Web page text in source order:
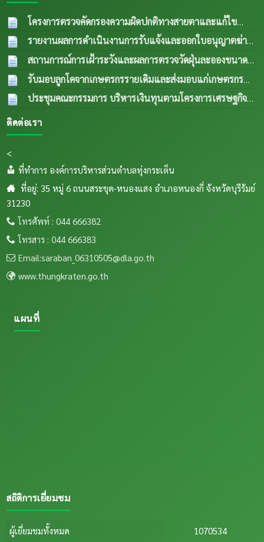
โครงการตรวจคัดกรองความผิดปกติทางสายตาและแก้ไข
ความผิดปกติด้านการมองเห็นในกลุ่มผู้สูงอายุและผู้ด้อยโอกาส
ปีงบประมาณ พ.ศ.2569
04 ส.ค. 2569
รายงานผลการดำเนินงานการรับแจ้งและออกใบอนุญาตฆ่า
สัตว์ประจำเดือน กรกฎาคม 2569
04 ส.ค. 2569
สถานการณ์การเฝ้าระวังและผลการตรวจวัดฝุ่นละอองขนาด
เล็ก PM 2.5 ประจำเดือน กรกฎาคม 2569
04 ส.ค.
2569
รับมอบลูกโคจากเกษตรกรรายเดิมและส่งมอบแก่เกษตรกร
รายใหม่ (กรณีลูกตัวที่ 1 เพศเมีย อายุครบ 18 เดือน ขยายให้
เกษตรกรรายใหม่) เป็นการส่งพื้นทีตำบลทุ่งกเสริมอาชีพเลี้ยง
สัตว์แก่เกษตรกรในระเต็น โดยการให้ยืมเพื่อการผลิต ภายใต้
ประชุมคณะกรรมการ บริหารเงินทุนตามโครงการเศรษฐกิจ
ติดต่อเรา
<
ที่ทำการ องค์การบริหารส่วนตำบลทุ่งกระเต็น
ที่อยู่: 35 หมู่ 6 ถนนสระขุด-หนองแสง อำเภอหนองกี่ จังหวัดบุรีรัมย์
31230
โทรศัพท์ : 044 666382
โทรสาร : 044 666383
Email:saraban_06310505@dla.go.th
www.thungkraten.go.th
แผนที่
สถิติการเยี่ยมชม
ผู้เยี่ยมชมทั้งหมด
1070534